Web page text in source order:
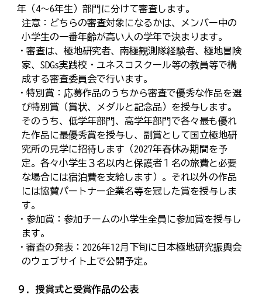
年（4〜6年生）部門に分けて審査します。
注意：どちらの審査対象になるかは、メンバー中の
小学生の一番年齢が高い人の学年で決まります。
・審査は、極地研究者、南極観測隊経験者、極地冒険
家、SDGs実践校・ユネスコスクール等の教員等で構
成する審査委員会で行います。
・特別賞：応募作品のうちから審査で優秀な作品を選
び特別賞（賞状、メダルと記念品）を授与します。
そのうち、低学年部門、高学年部門で各々最も優れ
た作品に最優秀賞を授与し、副賞として国立極地研
究所の見学に招待します（2027年春休み期間を予
定。各々小学生３名以内と保護者１名の旅費と必要
な場合には宿泊費を支給します）。それ以外の作品
には協賛パートナー企業名等を冠した賞を授与しま
す。
・参加賞：参加チームの小学生全員に参加賞を授与し
ます。
・審査の発表：2026年12月下旬に日本極地研究振興会
のウェブサイト上で公開予定。
９．授賞式と受賞作品の公表